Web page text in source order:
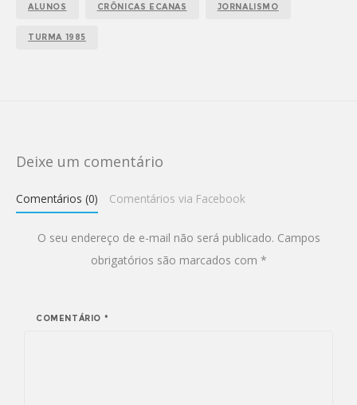
ALUNOS CRÔNICAS ECANAS JORNALISMO
TURMA 1985
Deixe um comentário
Comentários (0) Comentários via Facebook
O seu endereço de e-mail não será publicado. Campos
obrigatórios são marcados com *
COMENTÁRIO *